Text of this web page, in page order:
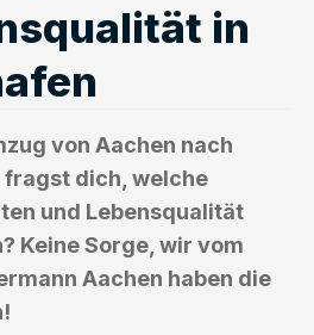
in
von Aachen nach
dich, welche
und Lebensqualität
Keine Sorge, wir vom
Aachen haben die